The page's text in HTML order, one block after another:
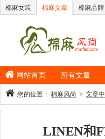
棉麻女装 棉麻文章 棉麻品牌
网站首页 所有文章
您的位置： 棉麻风尚 > 文章
LINEN和